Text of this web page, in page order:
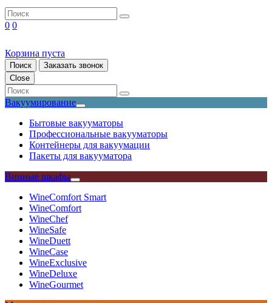
0 0
Корзина пуста
Поиск
Заказать звонок
Close
Вакуумирование
Бытовые вакууматоры
Профессиональные вакууматоры
Контейнеры для вакуумации
Пакеты для вакууматора
Винные шкафы
WineComfort Smart
WineComfort
WineChef
WineSafe
WineDuett
WineCase
WineExclusive
WineDeluxe
WineGourmet